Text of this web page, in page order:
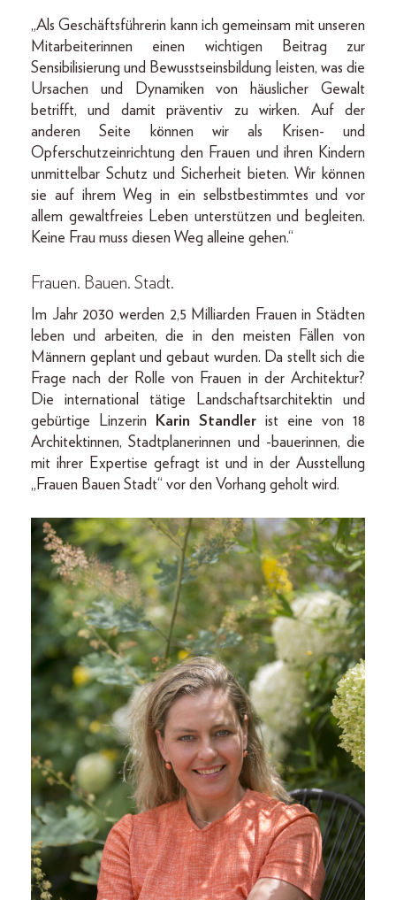
„Als Geschäftsführerin kann ich gemeinsam mit unseren
Mitarbeiterinnen einen wichtigen Beitrag zur
Sensibilisierung und Bewusstseinsbildung leisten, was die
Ursachen und Dynamiken von häuslicher Gewalt
betrifft, und damit präventiv zu wirken. Auf der
anderen Seite können wir als Krisen- und
Opferschutzeinrichtung den Frauen und ihren Kindern
unmittelbar Schutz und Sicherheit bieten. Wir können
sie auf ihrem Weg in ein selbstbestimmtes und vor
allem gewaltfreies Leben unterstützen und begleiten.
Keine Frau muss diesen Weg alleine gehen.“
Frauen. Bauen. Stadt.
Im Jahr 2030 werden 2,5 Milliarden Frauen in Städten
leben und arbeiten, die in den meisten Fällen von
Männern geplant und gebaut wurden. Da stellt sich die
Frage nach der Rolle von Frauen in der Architektur?
Die international tätige Landschaftsarchitektin und
gebürtige Linzerin
Karin Standler ist eine von 18
Architektinnen, Stadtplanerinnen und -bauerinnen, die
mit ihrer Expertise gefragt ist und in der Ausstellung
„Frauen Bauen Stadt“ vor den Vorhang geholt wird.